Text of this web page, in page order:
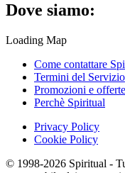
Dove siamo:
Loading Map
Come contattare
Termini del Servizio
Promozioni e offerte
Perchè Spiritual
Privacy Policy
Cookie Policy
© 1998-2026 Spiritual -